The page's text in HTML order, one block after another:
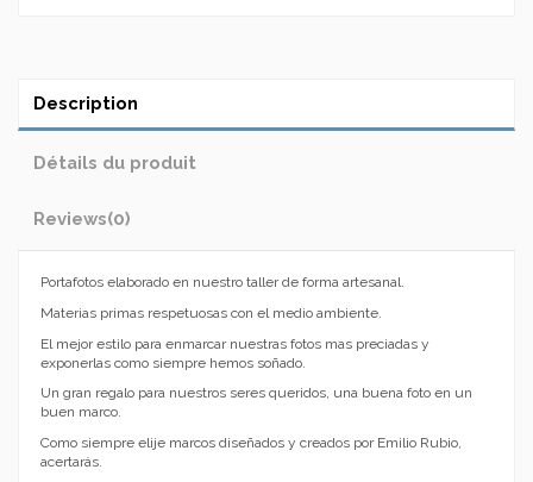
Description
Détails du produit
Reviews(0)
Portafotos elaborado en nuestro taller de forma artesanal.
Materias primas respetuosas con el medio ambiente.
El mejor estilo para enmarcar nuestras fotos mas preciadas y
exponerlas como siempre hemos soñado.
Un gran regalo para nuestros seres queridos, una buena foto en un
buen marco.
Como siempre elije marcos diseñados y creados por Emilio Rubio,
acertarás.